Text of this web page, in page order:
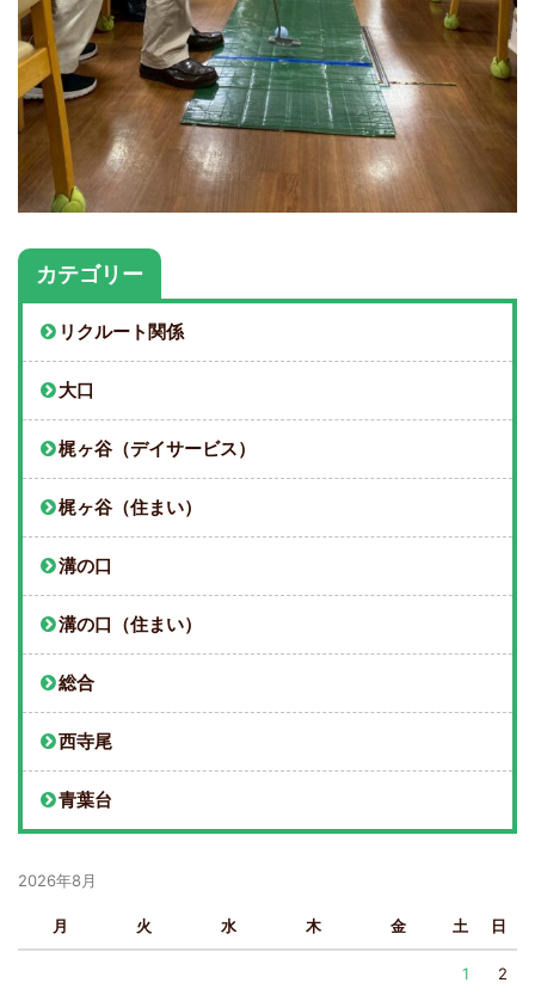
カテゴリー
リクルート関係
大口
梶ヶ谷（デイサービス）
梶ヶ谷（住まい）
溝の口
溝の口（住まい）
総合
西寺尾
青葉台
2026年8月
月 火 水 木 金 土 日
1 2